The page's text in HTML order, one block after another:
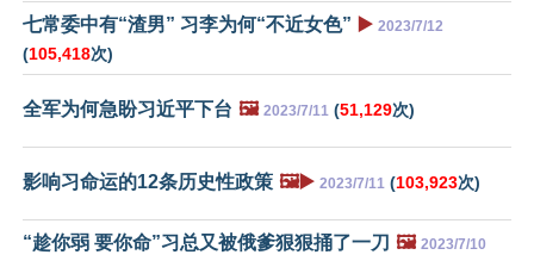
七常委中有“渣男” 习李为何“不近女色” ▶️ 2023/7/12
(105,418次)
全军为何急盼习近平下台 🖼️ 2023/7/11 (51,129次)
影响习命运的12条历史性政策 🖼️▶️ 2023/7/11 (103,923次)
“趁你弱 要你命”习总又被俄爹狠狠捅了一刀 🖼️ 2023/7/10